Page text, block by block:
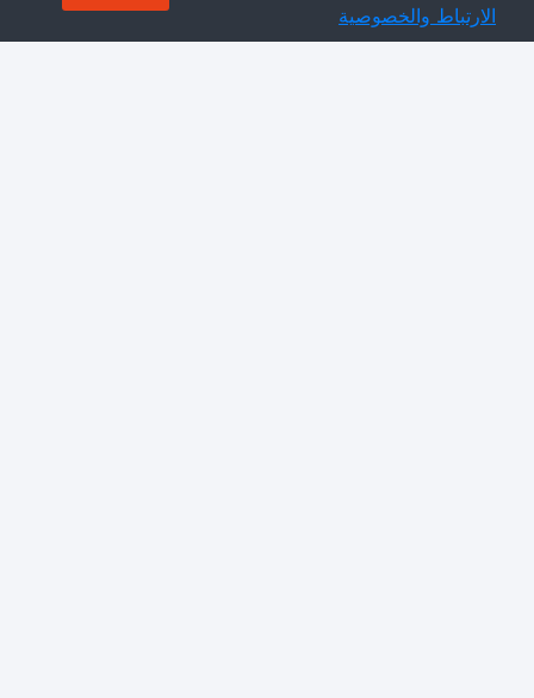
الارتباط والخصوصية